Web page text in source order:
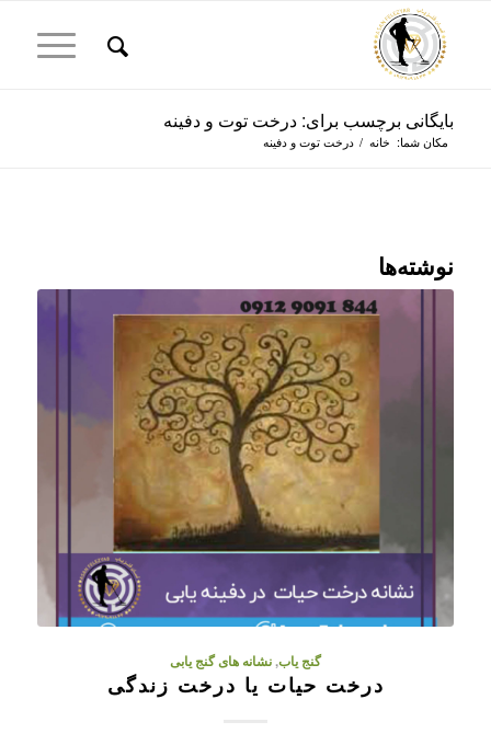
بایگانی برچسب برای: درخت توت و دفینه
مکان شما: خانه / درخت توت و دفینه
نوشته‌ها
گنج یاب,نشانه های گنج یابی
درخت حیات یا درخت زندگی